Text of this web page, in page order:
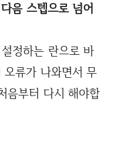
음 스텝으로 넘어
정하는 란으로 바
류가 나와면서 무
음부터 다시 해야합